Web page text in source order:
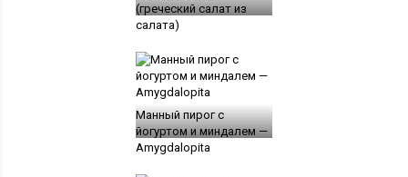
(греческий салат из
салата)
Манный пирог с
йогуртом и миндалем —
Amygdalopita